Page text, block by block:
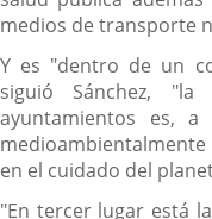
medios de transporte
Y es "dentro de un
siguió Sánchez,
ayuntamientos es,
en el cuidado del
"En tercer lugar está